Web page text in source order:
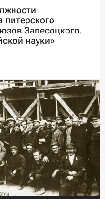
питерского
Запесоцкого.
науки»